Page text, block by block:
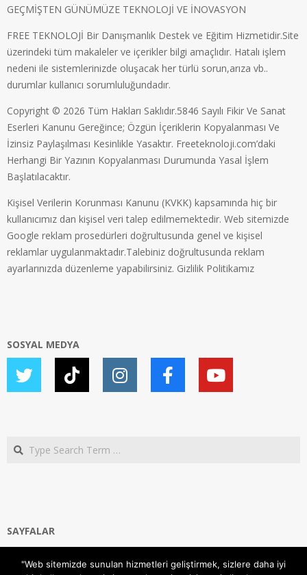
GEÇMİŞTEN GÜNÜMÜZE TEKNOLOJİ VE İNOVASYON
FREE TEKNOLOJİ Bir Danışmanlık Destek ve Eğitim Hizmetidir.Site
üzerindeki tüm makaleler ve içerikler bilgi amaçlıdır. Hatalı işlem
nedeni ile sistemlerinizde oluşacak her türlü sorun,arıza vb..
durumlar kullanıcı sorumluluğundadır.
Copyright © 2026 Tüm Hakları Saklıdır.5846 Sayılı Fikir Ve Sanat
Eserleri Kanunu Gereğince; Özgün İçeriklerin Kopyalanması Ve
İzinsiz Paylaşılması Kesinlikle Yasaktır. Freeteknoloji.com’daki
Herhangi Bir Yazının Kopyalanması Durumunda Yasal İşlem
Başlatılacaktır.
Kişisel Verilerin Korunması Kanunu (KVKK) kapsamında hiç bir
kullanıcımız dan kişisel veri talep edilmemektedir. Web sitemizde
Google reklam prosedürleri doğrultusunda genel ve kişisel
reklamlar uygulanmaktadır.Talebiniz doğrultusunda reklam
ayarlarınızda düzenleme yapabilirsiniz. Gizlilik Politikamız
SOSYAL MEDYA
Search
SAYFALAR
Gizlilik ve Çerezler (Cookies) Politikası
"Web sitemizde sunulan hizmetleri geliştirmek, sizlere daha iyi